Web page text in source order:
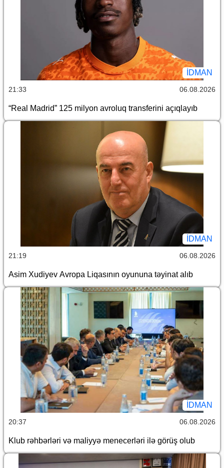
İDMAN
21:33 06.08.2026
“Real Madrid” 125 milyon avroluq transferini açıqlayıb
İDMAN
21:19 06.08.2026
Asim Xudiyev Avropa Liqasının oyununa təyinat alıb
İDMAN
20:37 06.08.2026
Klub rəhbərləri və maliyyə menecerləri ilə görüş olub